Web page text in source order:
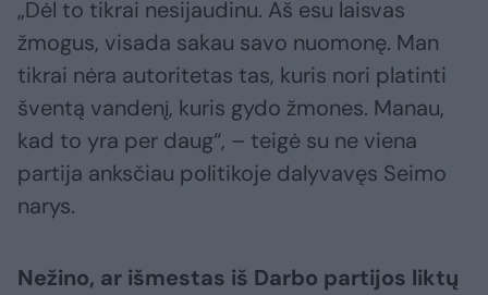
„Dėl to tikrai nesijaudinu. Aš esu laisvas
žmogus, visada sakau savo nuomonę. Man
tikrai nėra autoritetas tas, kuris nori platinti
šventą vandenį, kuris gydo žmones. Manau,
kad to yra per daug“, – teigė su ne viena
partija anksčiau politikoje dalyvavęs Seimo
narys.
Nežino, ar išmestas iš Darbo partijos liktų